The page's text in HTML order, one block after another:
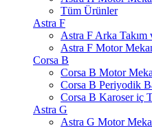
Tüm Ürünler
Astra F
Astra F Arka Takım
Astra F Motor
Corsa B
Corsa B Motor
Corsa B Periyodik
Corsa B Karoser iç
Astra G
Astra G Motor